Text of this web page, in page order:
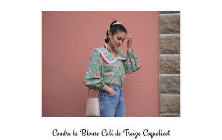
Coudre la Blouse Cali de Treize Coquelicot